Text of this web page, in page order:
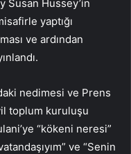
Susan Hussey’in
yaptığı
ve ardından
nedimesi ve Prens
toplum kuruluşu
“kökeni neresi”
ve “Senin